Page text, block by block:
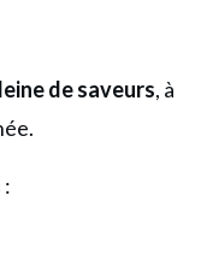
de saveurs, à